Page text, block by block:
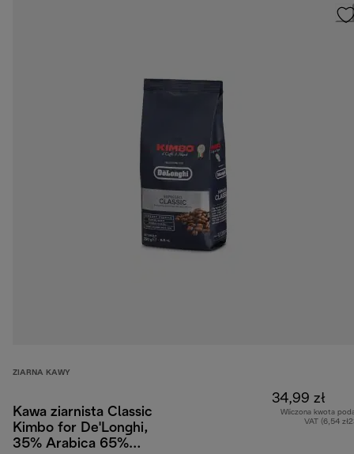
ZIARNA KAWY
Kawa ziarnista Classic
Kimbo for De'Longhi,
35% Arabica 65%
34,99 zł
Wliczona kwota
VAT (6,54